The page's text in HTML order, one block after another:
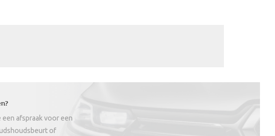
een afspraak voor een
of